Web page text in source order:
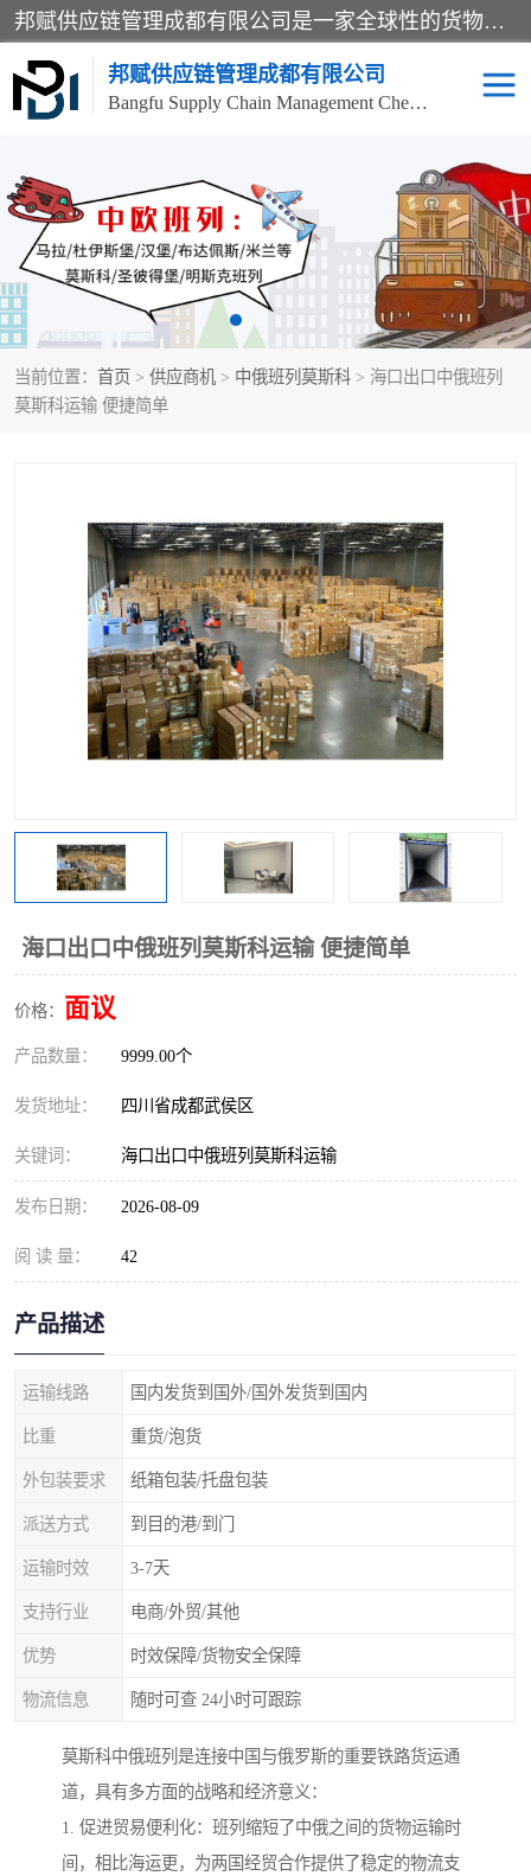
邦赋供应链管理成都有限公司是一家全球性的货物运输代理公司，主要从事：波兰中欧班列、德国中欧班列、出口莫斯科班列、中欧班列进口、蓉欧铁路、成都出口空运等业务，同时亦提供报关、报检、仓储、码头操作等服务。
邦赋供应链管理成都有限公司
Bangfu Supply Chain Management Chengdu Co.,LTD
当前位置： 首页 > 供应商机 > 中俄班列莫斯科 > 海口出口中俄班列
莫斯科运输 便捷简单
海口出口中俄班列莫斯科运输 便捷简单
价格： 面议
产品数量： 9999.00个
发货地址： 四川省成都武侯区
关键词： 海口出口中俄班列莫斯科运输
发布日期： 2026-08-09
阅 读 量： 42
产品描述
运输线路 国内发货到国外/国外发货到国内
比重 重货/泡货
外包装要求 纸箱包装/托盘包装
派送方式 到目的港/到门
运输时效 3-7天
支持行业 电商/外贸/其他
优势 时效保障/货物安全保障
物流信息 随时可查 24小时可跟踪
莫斯科中俄班列是连接中国与俄罗斯的重要铁路货运通
道，具有多方面的战略和经济意义：
1. 促进贸易便利化：班列缩短了中俄之间的货物运输时
间，相比海运更，为两国经贸合作提供了稳定的物流支
进出口门到门 成都中欧班列
国际汽运 国际空运
食品进口物流清关 南美海运
中俄铁路班列 中欧班列进口红酒啤酒
蓉欧班列进口机械设备 马来西亚物流
东南亚铁路 铁路出口拼箱/整柜
中俄班列莫斯科